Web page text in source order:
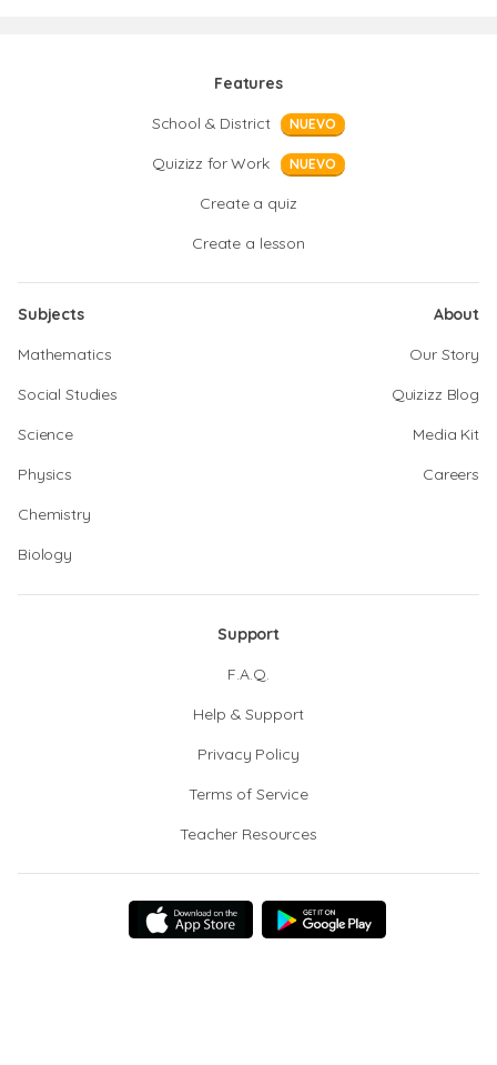
Features
School & District
NUEVO
Quizizz for Work NUEVO
Create a quiz
Create a lesson
Subjects
Mathematics
Social Studies
Science
Physics
Chemistry
Biology
About
Our Story
Quizizz Blog
Media Kit
Careers
Support
F.A.Q.
Help & Support
Privacy Policy
Terms of Service
Teacher Resources